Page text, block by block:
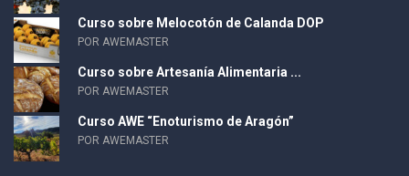
Curso sobre Melocotón de Calanda DOP
POR AWEMASTER
Curso sobre Artesanía Alimentaria ...
POR AWEMASTER
Curso AWE “Enoturismo de Aragón”
POR AWEMASTER